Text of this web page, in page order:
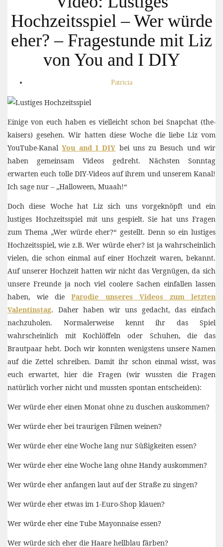
Hochzeitsspiel – Wer würde
eher? – Fragestunde mit Liz
von You and I DIY
Patricia
Einige von euch haben es vielleicht schon bei Snapchat (the-
kaisers) gesehen. Wir hatten diese Woche die liebe Liz vom
YouTube-KanalYou and I DIY bei uns zu Besuch und wir
haben gemeinsam Videos gedreht. Nächsten Sonntag
erwarten euch tolle DIY-Videos auf ihrem und unserem Kanal!
Ich sage nur – „Halloween, Muaah!“
Doch diese Woche hat Liz sich uns vorgeknöpft und ein
lustiges Hochzeitsspiel mit uns gespielt. Sie hat uns Fragen
zum Thema „Wer würde eher?“ gestellt. Denn so ein lustiges
Hochzeitsspiel, wie z.B. Wer würde eher? ist ja wahrscheinlich
vielen, die schon einmal auf einer Hochzeit waren, bekannt.
Auf unserer Hochzeit hatten wir nicht das Vergnügen, da sich
unsere Freunde ja noch viel coolere Sachen einfallen lassen
haben, wie dieParodie unseres Videos zum letzten
Valentinstag. Daher haben wir uns gedacht, das einfach
nachzuholen. Normalerweise kennt ihr das Spiel
wahrscheinlich mit Kochlöffeln oder Schuhen, die das
Brautpaar hebt. Doch wir konnten wenigstens unsere Namen
auf die Zettel schreiben. Damit ihr schon einmal wisst, was
euch erwartet, hier die Fragen (wir wussten die Fragen
natürlich vorher nicht und mussten spontan entscheiden):
Wer würde eher einen Monat ohne zu duschen auskommen?
Wer würde eher bei traurigen Filmen weinen?
Wer würde eher eine Woche lang nur Süßigkeiten essen?
Wer würde eher eine Woche lang ohne Handy auskommen?
Wer würde eher anfangen laut auf der Straße zu singen?
Wer würde eher etwas im 1-Euro-Shop klauen?
Wer würde eher eine Tube Mayonnaise essen?
Wer würde sich eher die Haare hellblau färben?